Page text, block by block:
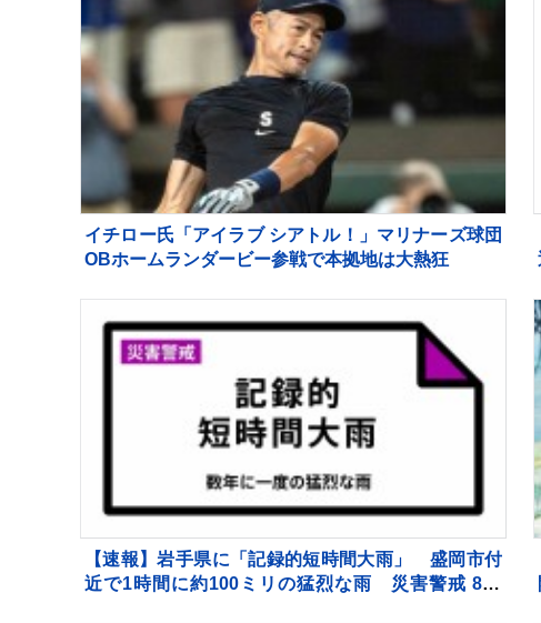
イチロー氏「アイラブ シアトル！」マリナーズ球団
OBホームランダービー参戦で本拠地は大熱狂
【速報】岩手県に「記録的短時間大雨」 盛岡市付
近で1時間に約100ミリの猛烈な雨 災害警戒 8日